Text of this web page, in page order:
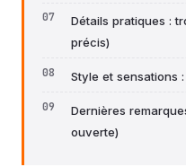
Détails pratiques :
précis)
Style et sensations
Dernières
ouverte)